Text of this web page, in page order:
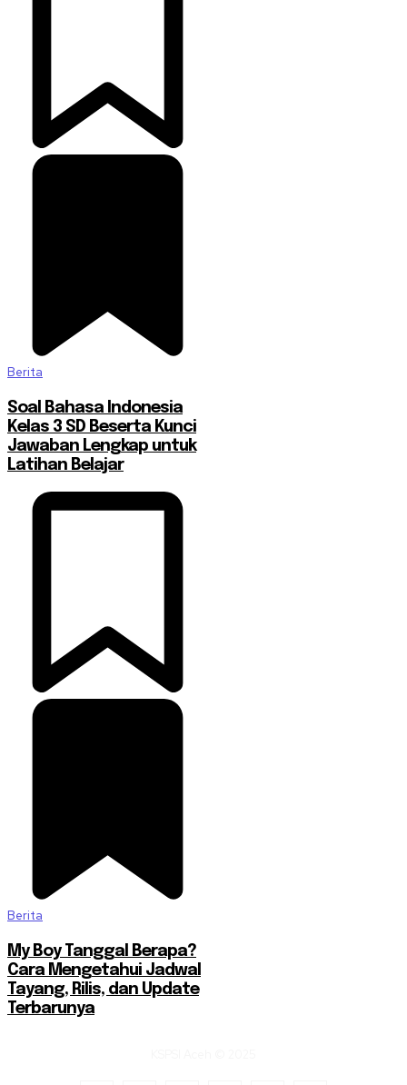
Berita
Soal Bahasa Indonesia
Kelas 3 SD Beserta Kunci
Jawaban Lengkap untuk
Latihan Belajar
Berita
My Boy Tanggal Berapa?
Cara Mengetahui Jadwal
Tayang, Rilis, dan Update
Terbarunya